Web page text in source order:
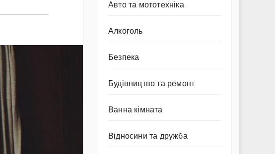
Авто та мототехніка
Алкоголь
Безпека
Будівництво та ремонт
Ванна кімната
Відносини та дружба